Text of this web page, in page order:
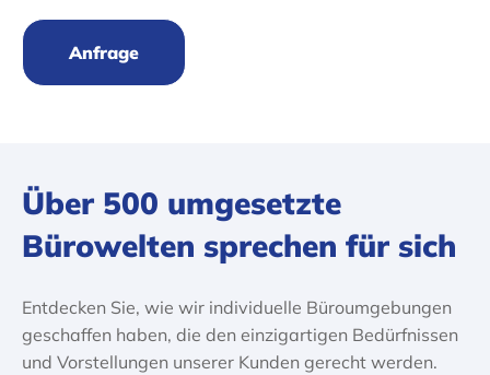
Anfrage
Über 500 umgesetzte
Bürowelten sprechen für sich
Entdecken Sie, wie wir individuelle Büroumgebungen
geschaffen haben, die den einzigartigen Bedürfnissen
und Vorstellungen unserer Kunden gerecht werden.